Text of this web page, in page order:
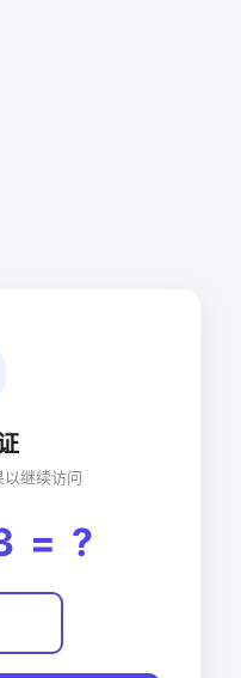
继续访问
= ?